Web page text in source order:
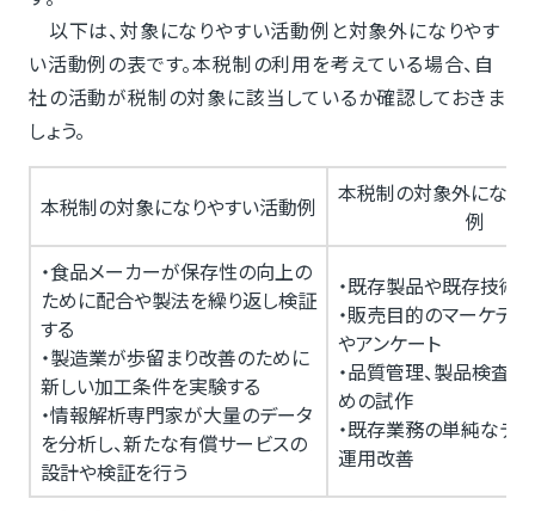
以下は、対象になりやすい活動例と対象外になりやす
い活動例の表です。本税制の利用を考えている場合、自
社の活動が税制の対象に該当しているか確認しておきま
しょう。
本税制の対象になりやすい活動例
本税制の対象外になり
例
・食品メーカーが保存性の向上の
ために配合や製法を繰り返し検証
する
・製造業が歩留まり改善のために
新しい加工条件を実験する
・情報解析専門家が大量のデータ
を分析し、新たな有償サービスの
設計や検証を行う
・既存製品や既存技術
・販売目的のマーケテ
やアンケート
・品質管理、製品検査、
めの試作
・既存業務の単純なデ
運用改善